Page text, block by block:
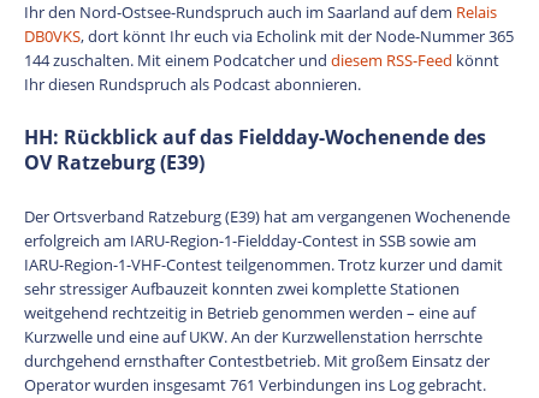
Ihr den Nord-Ostsee-Rundspruch auch im Saarland auf dem Relais
DB0VKS, dort könnt Ihr euch via Echolink mit der Node-Nummer 365
144 zuschalten. Mit einem Podcatcher und diesem RSS-Feed könnt
Ihr diesen Rundspruch als Podcast abonnieren.
HH: Rückblick auf das Fieldday-Wochenende des
OV Ratzeburg (E39)
Der Ortsverband Ratzeburg (E39) hat am vergangenen Wochenende
erfolgreich am IARU-Region-1-Fieldday-Contest in SSB sowie am
IARU-Region-1-VHF-Contest teilgenommen. Trotz kurzer und damit
sehr stressiger Aufbauzeit konnten zwei komplette Stationen
weitgehend rechtzeitig in Betrieb genommen werden – eine auf
Kurzwelle und eine auf UKW. An der Kurzwellenstation herrschte
durchgehend ernsthafter Contestbetrieb. Mit großem Einsatz der
Operator wurden insgesamt 761 Verbindungen ins Log gebracht.